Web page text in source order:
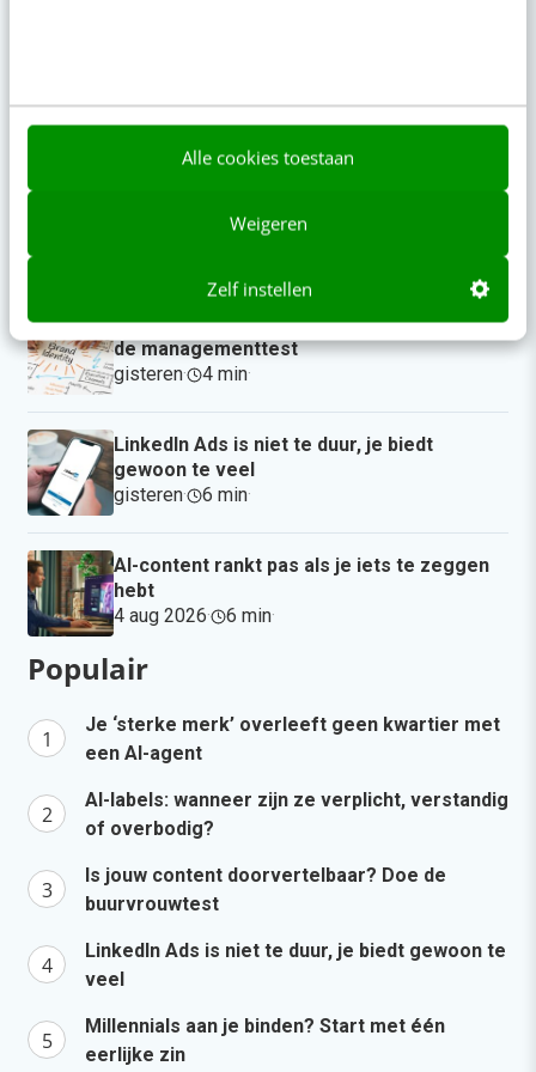
Alle cookies toestaan
Weigeren
Zelf instellen
is [stappenplan]
Denk je dat je positionering helder is? Doe
de managementtest
gisteren· 4 min·
LinkedIn Ads is niet te duur, je biedt
gewoon te veel
gisteren· 6 min·
AI-content rankt pas als je iets te zeggen
hebt
4 aug 2026· 6 min·
Populair
Je ‘sterke merk’ overleeft geen kwartier met
een AI-agent
AI-labels: wanneer zijn ze verplicht, verstandig
of overbodig?
Is jouw content doorvertelbaar? Doe de
buurvrouwtest
LinkedIn Ads is niet te duur, je biedt gewoon te
veel
Millennials aan je binden? Start met één
eerlijke zin